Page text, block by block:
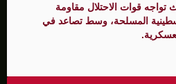
قوات الاحتلال مقاومة
المسلحة، وسط تصاعد في